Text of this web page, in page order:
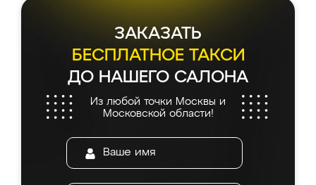
ЗАКАЗАТЬ
БЕСПЛАТНОЕ ТАКСИ
ДО НАШЕГО САЛОНА
Из любой точки Москвы и
Московской области!